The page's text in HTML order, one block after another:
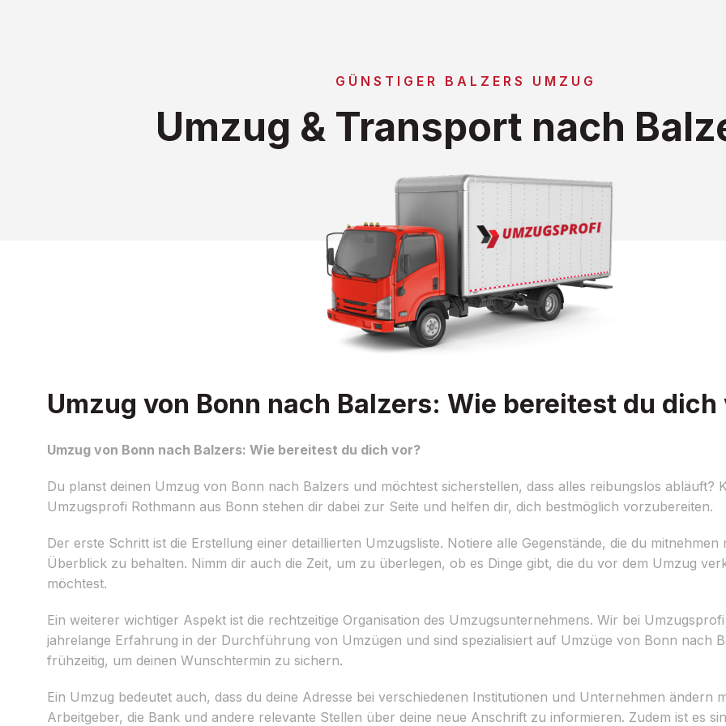
GÜNSTIGER BALZERS UMZUG
Umzug & Transport nach
Umzug von Bonn nach Balzers: Wie bereitest du dich
Umzug von Bonn nach Balzers: Wie bereitest du dich vor?
Du planst deinen Umzug von Bonn nach Balzers und möchtest sicherstellen, dass alles reibungslos abläuft?
Umzugsprofi Rothmann aus Bonn stehen dir dabei zur Seite und helfen dir, dich bestmöglich vorzubereiten.
Der erste Schritt ist die Erstellung einer detaillierten Umzugsliste. Notiere alle Gegenstände, die du mitnehmen
Überblick zu behalten. Nimm dir auch die Zeit, um zu überlegen, ob es Dinge gibt, die du vor dem Umzug
möchtest.
Ein weiterer wichtiger Aspekt ist die rechtzeitige Organisation des Umzugsunternehmens. Wir bei
jahrelange Erfahrung in der Durchführung von Umzügen und sind spezialisiert auf Umzüge von Bonn nach
frühzeitig, um deinen Wunschtermin zu sichern.
Ein Umzug bedeutet auch, dass du deine Adresse bei verschiedenen Institutionen und Unternehmen ändern
Arbeitgeber, die Bank und andere relevante Stellen über deine neue Anschrift zu informieren. Zudem ist es